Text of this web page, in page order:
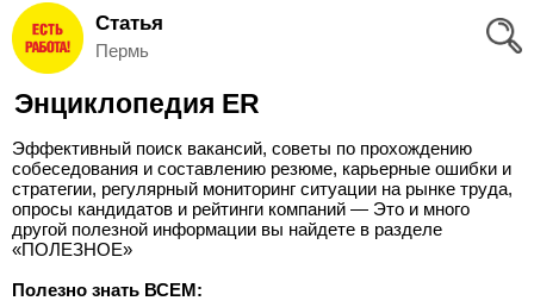
Вход
и
Регистрация
Избранное
Соискателям
Добавить
Статья
Пермь
Энциклопедия ER
Эффективный поиск вакансий, советы по прохождению
собеседования и составлению резюме, карьерные ошибки и
стратегии, регулярный мониторинг ситуации на рынке труда,
опросы кандидатов и рейтинги компаний — Это и много
другой полезной информации вы найдете в разделе
«ПОЛЕЗНОЕ»
Полезно знать ВСЕМ: